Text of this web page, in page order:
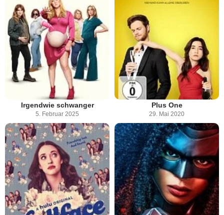
Irgendwie schwanger
5. Februar 2025
Plus One
29. Mai 2020